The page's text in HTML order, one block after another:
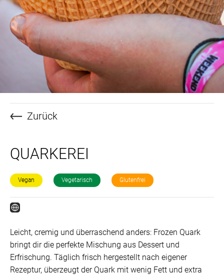
Zurück
QUARKEREI
Vegan Vegetarisch Glutenfrei
Leicht, cremig und überraschend anders: Frozen Quark
bringt dir die perfekte Mischung aus Dessert und
Erfrischung. Täglich frisch hergestellt nach eigener
Rezeptur, überzeugt der Quark mit wenig Fett und extra